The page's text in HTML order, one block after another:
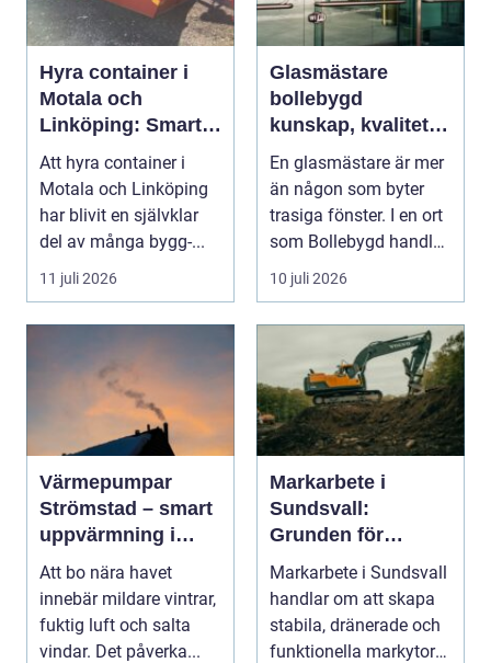
Hyra container i
Motala och
Linköping: Smart
avfallshantering
för projekt i alla
storlekar
Att hyra container i
Motala och Linköping
har blivit en självklar
del av många bygg-...
11 juli 2026
Glasmästare
bollebygd
kunskap, kvalitet
och smarta
glaslösningar
En glasmästare är mer
än någon som byter
trasiga fönster. I en ort
som Bollebygd handlar
yrket lika ...
10 juli 2026
Värmepumpar
Strömstad – smart
uppvärmning i
kustklimat
Att bo nära havet
innebär mildare vintrar,
fuktig luft och salta
vindar. Det påverka...
Markarbete i
Sundsvall:
Grunden för
hållbara hus, vägar
och tomter
Markarbete i Sundsvall
handlar om att skapa
stabila, dränerade och
funktionella markytor